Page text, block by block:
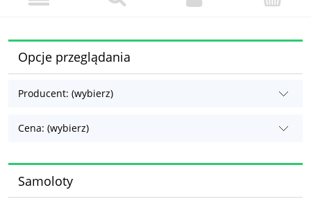
Opcje przeglądania
Producent: (wybierz)
Cena: (wybierz)
Samoloty